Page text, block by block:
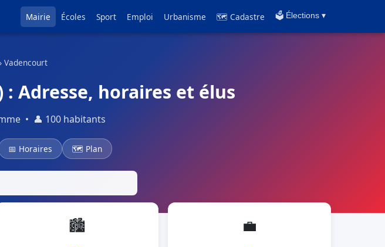
Mairie Écoles Sport Emploi Urbanisme 🗺 Cadastre 🗳️ Élections ▾
› Vadencourt
Adresse, horaires et élus
• 👤 100 habitants
📅 Horaires 🗺 Plan
🏙 💼